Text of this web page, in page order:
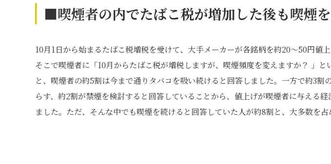
■喫煙者の内でたばこ税が増加した後も喫煙
10月1日から始まるたばこ税増税を受けて、大手メーカーが各銘柄を約20〜50円値上
そこで喫煙者に「10月からたばこ税が増税しますが、喫煙頻度を変えますか？ 」と
と、喫煙者の約5割は今まで通りタバコを吸い続けると回答しました。一方で約3割
らす、約2割が禁煙を検討すると回答していることから、値上げが喫煙者に与える
ました。ただ、そんな中でも喫煙を続けると回答していた人が約8割と、大多数を占